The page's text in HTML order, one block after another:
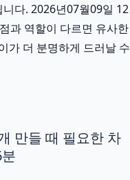
다. 2026년07월09일 12
과 역할이 다르면 유사한
가 더 분명하게 드러날 수
만들 때 필요한 차